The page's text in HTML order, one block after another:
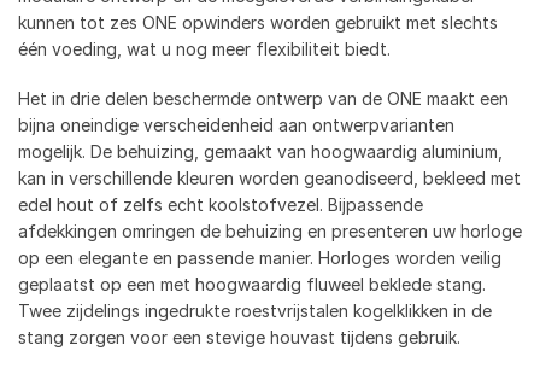
kunnen tot zes ONE opwinders worden gebruikt met slechts
één voeding, wat u nog meer flexibiliteit biedt.
Het in drie delen beschermde ontwerp van de ONE maakt een
bijna oneindige verscheidenheid aan ontwerpvarianten
mogelijk. De behuizing, gemaakt van hoogwaardig aluminium,
kan in verschillende kleuren worden geanodiseerd, bekleed met
edel hout of zelfs echt koolstofvezel. Bijpassende
afdekkingen omringen de behuizing en presenteren uw horloge
op een elegante en passende manier. Horloges worden veilig
geplaatst op een met hoogwaardig fluweel beklede stang.
Twee zijdelings ingedrukte roestvrijstalen kogelklikken in de
stang zorgen voor een stevige houvast tijdens gebruik.